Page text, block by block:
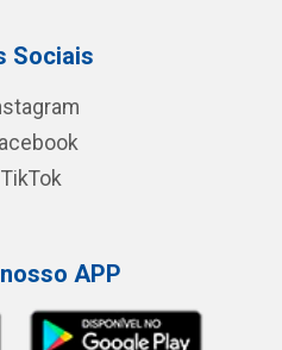
Sociais
TikTok
APP